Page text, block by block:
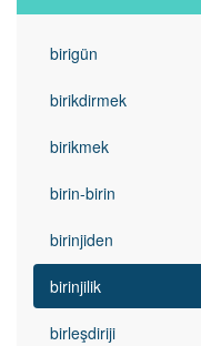
birigün
birikdirmek
birikmek
birin-birin
birinjiden
birinjilik
birleşdiriji